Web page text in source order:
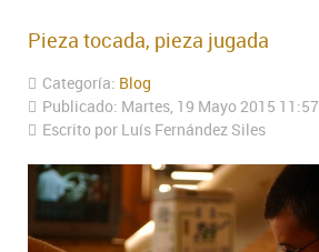
Pieza tocada, pieza jugada
Categoría: Blog
Publicado: Martes, 19 Mayo 2015 11:57
Escrito por Luís Fernández Siles